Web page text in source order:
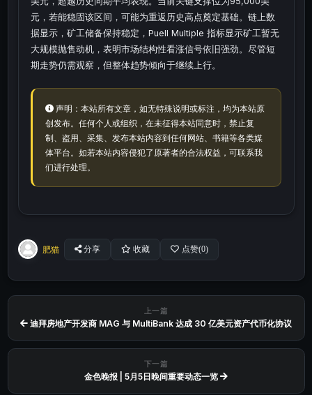
元，若能稳固该区间，可能为重返历史高点奠定基础。链上数
据显示，矿工储备保持稳定，Puell Multiple 指标显示矿工暂无
大规模抛售动机，表明市场结构性看涨信号依旧强劲。尽管短
期走势仍需观察，但整体趋势倾向于继续上行。
声明：本站所有文章，如无特殊说明或标注，均为本站原
创发布。任何个人或组织，在未征得本站同意时，禁止复
制、盗用、采集、发布本站内容到任何网站、书籍等各类媒
体平台。如若本站内容侵犯了原著者的合法权益，可联系我
们进行处理。
肥猫 分享 收藏 点赞(0)
上一篇
迪拜房地产开发商 MAG 与 MultiBank 达成 30 亿美元资产代币化协议
下一篇
金色晚报 | 5月5日晚间重要动态一览